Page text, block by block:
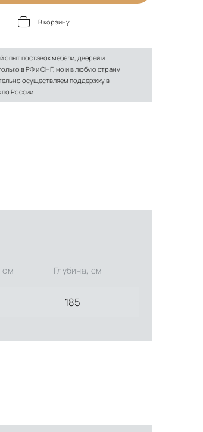
В корзину
опыт поставок мебели, дверей и
в РФ и СНГ, но и в любую страну
осуществляем поддержку в
России.
см Глубина, см
185